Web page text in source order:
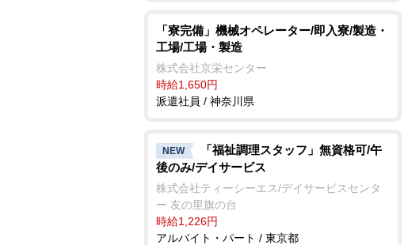
「寮完備」機械オペレーター/即入寮/製造・
工場/工場・製造
株式会社京栄センター
時給1,650円
派遣社員 / 神奈川県
NEW
「福祉調理スタッフ」無資格可/午
後のみ/デイサービス
株式会社ティーシーエス/デイサービスセンタ
ー 友の里旗の台
時給1,226円
アルバイト・パート / 東京都